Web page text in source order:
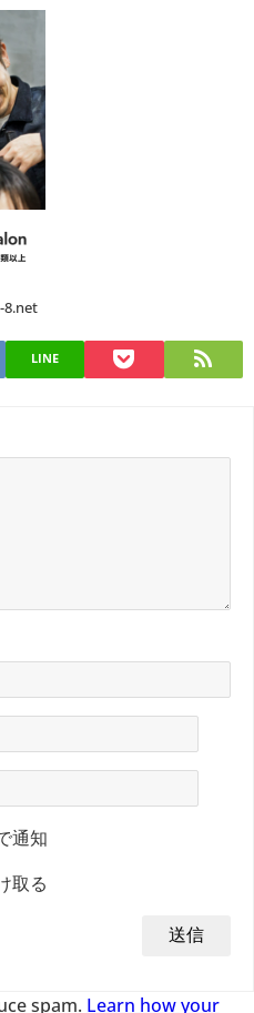
8.net
LINE
通知
取る
spam. Learn how your